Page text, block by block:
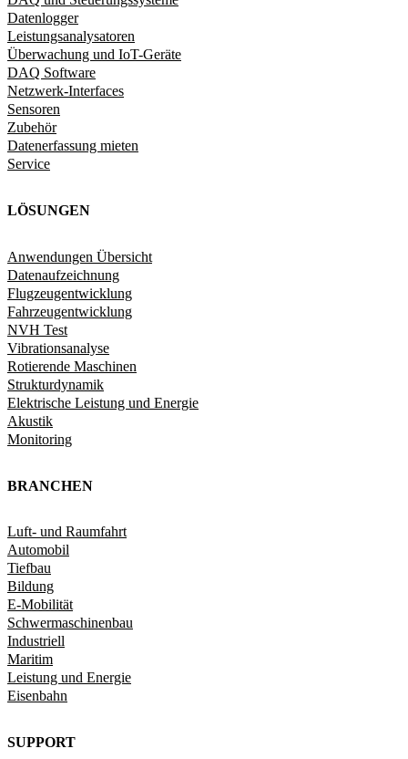
Datenlogger
Leistungsanalysatoren
Überwachung und IoT-Geräte
DAQ Software
Netzwerk-Interfaces
Sensoren
Zubehör
Datenerfassung mieten
Service
LÖSUNGEN
Anwendungen Übersicht
Datenaufzeichnung
Flugzeugentwicklung
Fahrzeugentwicklung​
NVH Test
Vibrationsanalyse
Rotierende Maschinen
Strukturdynamik​
Elektrische Leistung und Energie​
Akustik
Monitoring
BRANCHEN
Luft- und Raumfahrt
Automobil
Tiefbau
Bildung
E-Mobilität
Schwermaschinenbau
Industriell
Maritim
Leistung und Energie
Eisenbahn
SUPPORT